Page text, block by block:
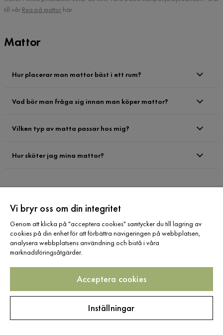
till vår Rea på mattor här.
Mattor
Hur placerar man mattor bäst i ett rum?
Vad bör man fråga sig innan man köper mattor?
Vilken typ av matta passar hos mig?
Hur sköter jag mina mattor?
Registrera dig för
nyhetsbrev
Ange din e-postadress
Prenumerera
Vi bryr oss om din integritet
Genom att klicka på "acceptera cookies" samtycker du till lagring av
cookies på din enhet för att förbättra navigeringen på webbplatsen,
analysera webbplatsens användning och bistå i våra
marknadsföringsåtgärder.
Acceptera cookies
Inställningar